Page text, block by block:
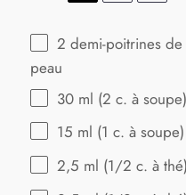
2 demi-poitrines
peau
30 ml (2 c. à
15 ml (1 c. à
2,5 ml (1/2 c. à